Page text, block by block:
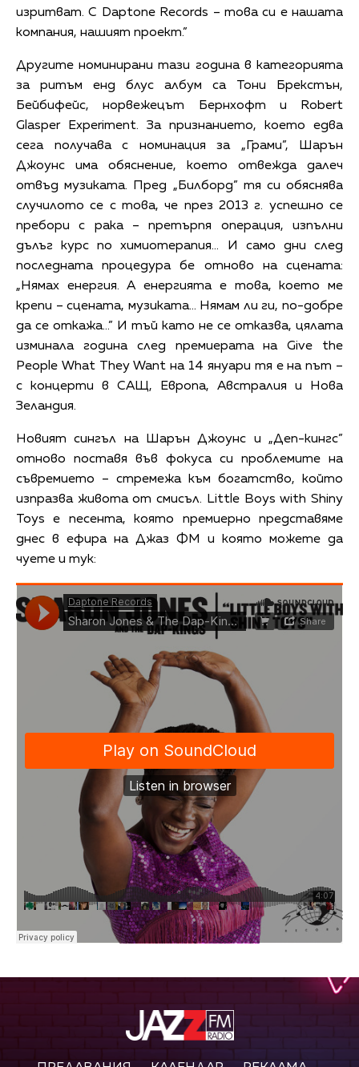
изритват. С Daptone Records – това си е нашата
компания, нашият проект.”
Другите номинирани тази година в категорията
за ритъм енд блус албум са Тони Брекстън,
Бейбифейс, норвежецът Бернхофт и Robert
Glasper Experiment. За признанието, което едва
сега получава с номинация за „Грами”, Шарън
Джоунс има обяснение, което отвежда далеч
отвъд музиката. Пред „Билборд” тя си обяснява
случилото се с това, че през 2013 г. успешно се
пребори с рака – претърпя операция, изпълни
дълъг курс по химиотерапия... И само дни след
последната процедура бе отново на сцената:
„Нямах енергия. А енергията е това, което ме
крепи – сцената, музиката... Нямам ли ги, по-добре
да се откажа...” И тъй като не се отказва, цялата
изминала година след премиерата на Give the
People What They Want на 14 януари тя е на път –
с концерти в САЩ, Европа, Австралия и Нова
Зеландия.
Новият сингъл на Шарън Джоунс и „Деп-кингс”
отново поставя във фокуса си проблемите на
съвремието – стремежа към богатство, който
изпразва живота от смисъл. Little Boys with Shiny
Toys е песента, която премиерно представяме
днес в ефира на Джаз ФМ и която можете да
чуете и тук: